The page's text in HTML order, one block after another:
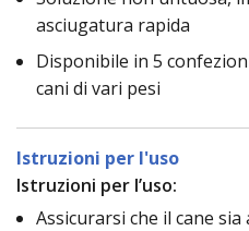
asciugatura rapida
Disponibile in 5
cani di vari pesi
Istruzioni per l'uso
Istruzioni per l’uso:
Assicurarsi che il cane